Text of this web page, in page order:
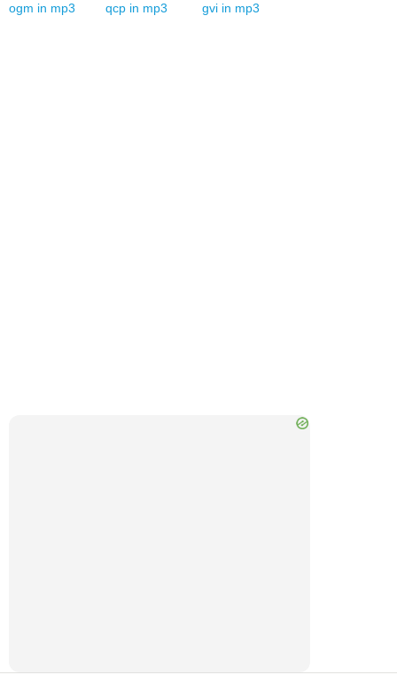
ogm in mp3 qcp in mp3 gvi in mp3